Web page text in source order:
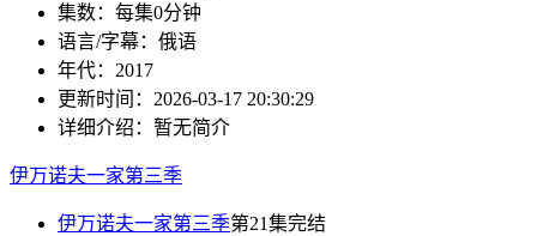
集数： 每集0分钟
语言/字幕： 俄语
年代： 2017
更新时间： 2026-03-17 20:30:29
详细介绍： 暂无简介
伊万诺夫一家第三季
伊万诺夫一家第三季第21集完结